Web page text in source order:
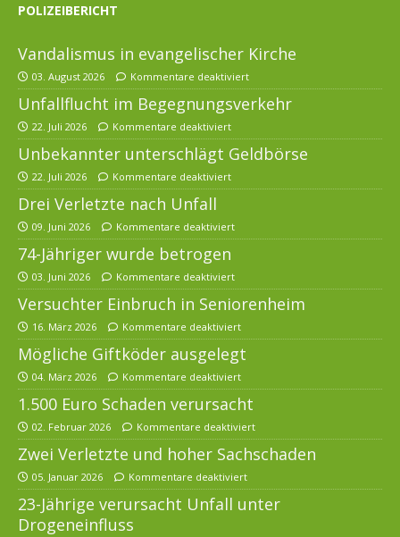
POLIZEIBERICHT
Vandalismus in evangelischer Kirche
03. August 2026 Kommentare deaktiviert
Unfallflucht im Begegnungsverkehr
22. Juli 2026 Kommentare deaktiviert
Unbekannter unterschlägt Geldbörse
22. Juli 2026 Kommentare deaktiviert
Drei Verletzte nach Unfall
09. Juni 2026 Kommentare deaktiviert
74-Jähriger wurde betrogen
03. Juni 2026 Kommentare deaktiviert
Versuchter Einbruch in Seniorenheim
16. März 2026 Kommentare deaktiviert
Mögliche Giftköder ausgelegt
04. März 2026 Kommentare deaktiviert
1.500 Euro Schaden verursacht
02. Februar 2026 Kommentare deaktiviert
Zwei Verletzte und hoher Sachschaden
05. Januar 2026 Kommentare deaktiviert
23-Jährige verursacht Unfall unter
Drogeneinfluss